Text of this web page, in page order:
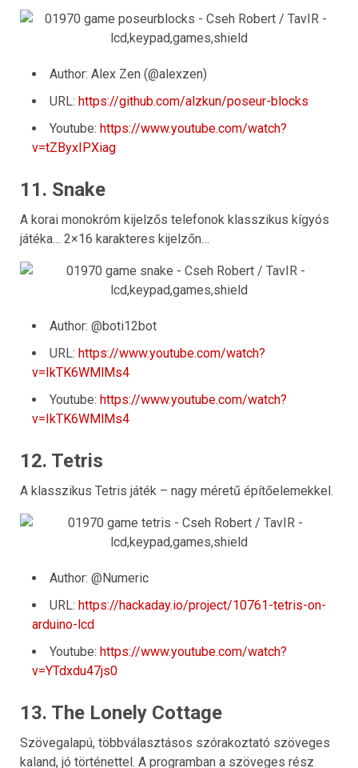
Author: Alex Zen (@alexzen)
URL: https://github.com/alzkun/poseur-blocks
Youtube: https://www.youtube.com/watch?
v=tZByxIPXiag
11. Snake
A korai monokróm kijelzős telefonok klasszikus kígyós
játéka… 2×16 karakteres kijelzőn…
Author: @boti12bot
URL: https://www.youtube.com/watch?
v=IkTK6WMlMs4
Youtube: https://www.youtube.com/watch?
v=IkTK6WMlMs4
12. Tetris
A klasszikus Tetris játék – nagy méretű építőelemekkel.
Author: @Numeric
URL: https://hackaday.io/project/10761-tetris-on-
arduino-lcd
Youtube: https://www.youtube.com/watch?
v=YTdxdu47js0
13. The Lonely Cottage
Szövegalapú, többválasztásos szórakoztató szöveges
kaland, jó történettel. A programban a szöveges rész